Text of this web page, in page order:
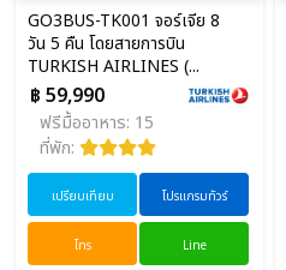
GO3BUS-TK001 จอร์เจีย 8
วัน 5 คืน โดยสายการบิน
TURKISH AIRLINES (...
฿ 59,990
ฟรีมื้ออาหาร: 15
ที่พัก:
เปรียบเทียบ โปรแกรมทัวร์
โทร Line